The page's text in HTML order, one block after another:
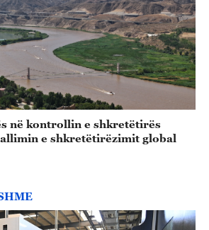
në kontrollin e shkretëtirës
e shkretëtirëzimit global